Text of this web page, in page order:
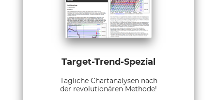
Target-Trend-Spezial
Tägliche Chartanalysen nach
der revolutionären Methode!